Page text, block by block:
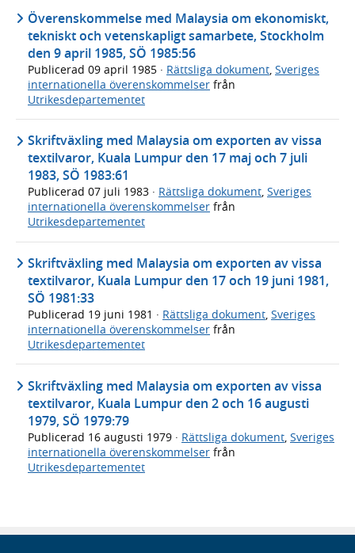
Överenskommelse med Malaysia om ekonomiskt,
tekniskt och vetenskapligt samarbete, Stockholm
den 9 april 1985, SÖ 1985:56
Publicerad 09 april 1985 · Rättsliga dokument Sveriges
internationella överenskommelser från
Utrikesdepartementet
Skriftväxling med Malaysia om exporten av vissa
textilvaror, Kuala Lumpur den 17 maj och 7 juli
1983, SÖ 1983:61
Publicerad 07 juli 1983 · Rättsliga dokument, Sveriges
internationella överenskommelser från
Utrikesdepartementet
Skriftväxling med Malaysia om exporten av vissa
textilvaror, Kuala Lumpur den 17 och 19 juni 1981,
SÖ 1981:33
Publicerad 19 juni 1981 · Rättsliga dokument, Sveriges
internationella överenskommelser från
Utrikesdepartementet
Skriftväxling med Malaysia om exporten av vissa
textilvaror, Kuala Lumpur den 2 och 16 augusti
1979, SÖ 1979:79
Publicerad 16 augusti 1979 · Rättsliga dokument Sveriges
internationella överenskommelser från
Utrikesdepartementet